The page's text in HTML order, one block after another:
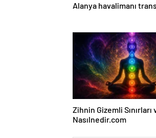
Alanya havalimanı
Zihnin Gizemli Sınırları
Nasılnedir.com